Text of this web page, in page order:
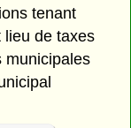
tenant
lieu de taxes
municipales